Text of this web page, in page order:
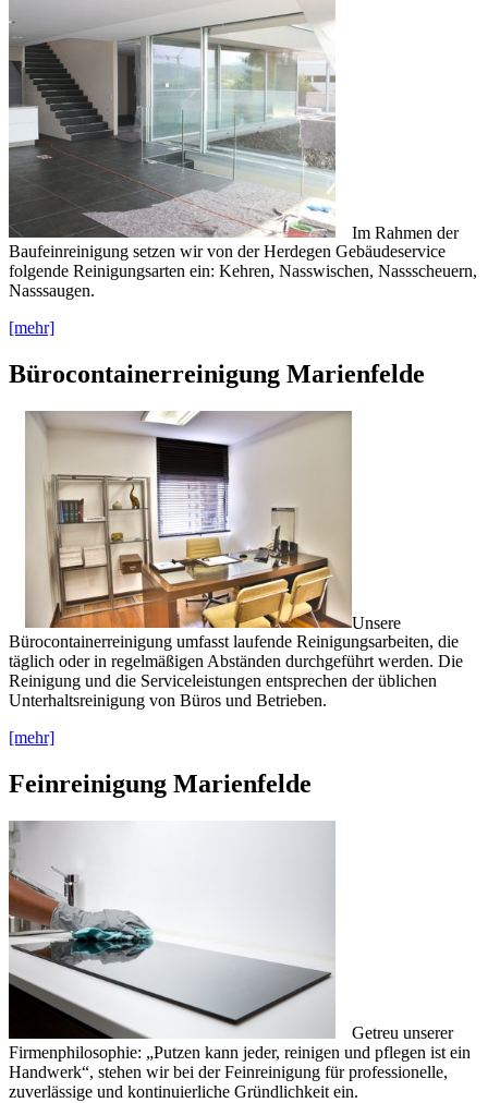
Im Rahmen der
Baufeinreinigung setzen wir von der Herdegen Gebäudeservice
folgende Reinigungsarten ein: Kehren, Nasswischen, Nassscheuern,
Nasssaugen.
[mehr]
Bürocontainerreinigung Marienfelde
Unsere
Bürocontainerreinigung umfasst laufende Reinigungsarbeiten, die
täglich oder in regelmäßigen Abständen durchgeführt werden. Die
Reinigung und die Serviceleistungen entsprechen der üblichen
Unterhaltsreinigung von Büros und Betrieben.
[mehr]
Feinreinigung Marienfelde
Getreu unserer
Firmenphilosophie: „Putzen kann jeder, reinigen und pflegen ist ein
Handwerk“, stehen wir bei der Feinreinigung für professionelle,
zuverlässige und kontinuierliche Gründlichkeit ein.